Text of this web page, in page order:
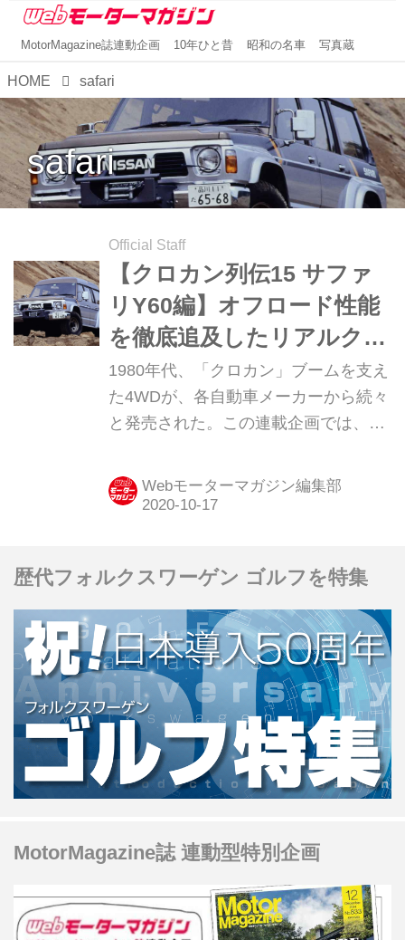
MotorMagazine誌連動企画 10年ひと昔 昭和の名車 写真蔵
HOME safari
safari
Official Staff
【クロカン列伝15 サファ
リY60編】オフロード性能
を徹底追及したリアルクロ
カン
1980年代、「クロカン」ブームを支え
た4WDが、各自動車メーカーから続々
と発売された。この連載企画では、今
なる「泥臭さやワイルドさ」を前面に
押し出したクロカン4WDを紹介する。
Webモーターマガジン編集部
歴代フォルクスワーゲン ゴルフを特集
MotorMagazine誌 連動型特別企画